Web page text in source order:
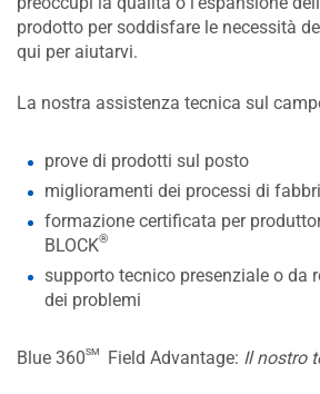
prodotto per soddisfare le necessità
qui per aiutarvi.
La nostra assistenza tecnica sul
prove di prodotti sul posto
miglioramenti dei processi di
formazione certificata per
BLOCK®
supporto tecnico presenziale o da
dei problemi
Blue 360sm Field Advantage: Il nostro